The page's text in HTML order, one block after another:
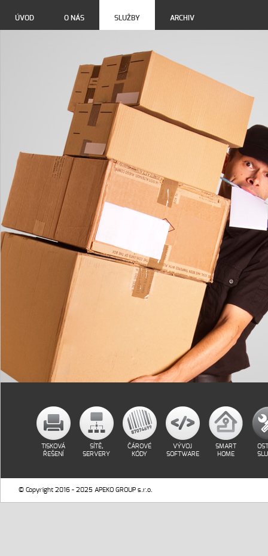
ÚVOD O NÁS SLUŽBY ARCHIV
TISKOVÁ
ŘEŠENÍ
SÍTĚ,
SERVERY
ČÁROVÉ
KÓDY
VÝVOJ
SOFTWARE
SMART
HOME
© Copyright 2016 - 2025 APEKO GROUP s.r.o.